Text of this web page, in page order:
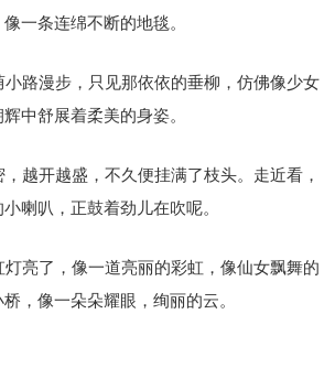
一条连绵不断的地毯。
小路漫步，只见那依依的垂柳，仿佛像少女
中舒展着柔美的身姿。
越开越盛，不久便挂满了枝头。走近看，
喇叭，正鼓着劲儿在吹呢。
灯亮了，像一道亮丽的彩虹，像仙女飘舞的
，像一朵朵耀眼，绚丽的云。